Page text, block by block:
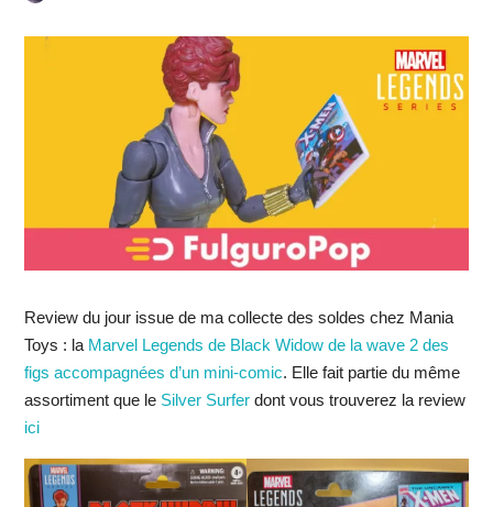
Review du jour issue de ma collecte des soldes chez Mania
Toys : la Marvel Legends de Black Widow de la wave 2 des
figs accompagnées d’un mini-comic. Elle fait partie du même
assortiment que le Silver Surfer dont vous trouverez la review
ici